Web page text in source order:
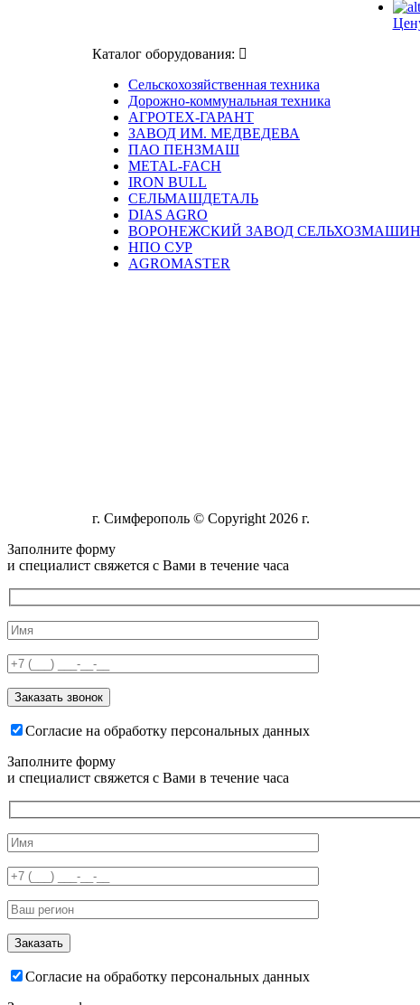
Каталог оборудования:
Сельскохозяйственная техника
Дорожно-коммунальная техника
АГРОТЕХ-ГАРАНТ
ЗАВОД ИМ. МЕДВЕДЕВА
ПАО ПЕНЗМАШ
METAL-FACH
IRON BULL
СЕЛЬМАШДЕТАЛЬ
DIAS AGRO
ВОРОНЕЖСКИЙ ЗАВОД СЕЛЬХОЗМАШИН
НПО СУР
AGROMASTER
г. Симферополь © Copyright 2026 г.
Заполните форму
и специалист свяжется с Вами в течение часа
Согласие на обработку персональных данных
Заполните форму
и специалист свяжется с Вами в течение часа
Согласие на обработку персональных данных